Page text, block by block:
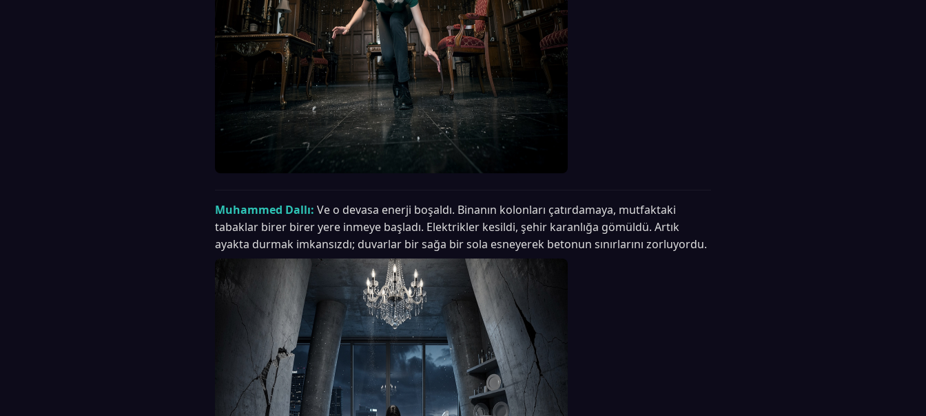
Muhammed Dallı: Ve o devasa enerji boşaldı. Binanın kolonları çatırdamaya, mutfaktaki
tabaklar birer birer yere inmeye başladı. Elektrikler kesildi, şehir karanlığa gömüldü. Artık
ayakta durmak imkansızdı; duvarlar bir sağa bir sola esneyerek betonun sınırlarını zorluyordu.